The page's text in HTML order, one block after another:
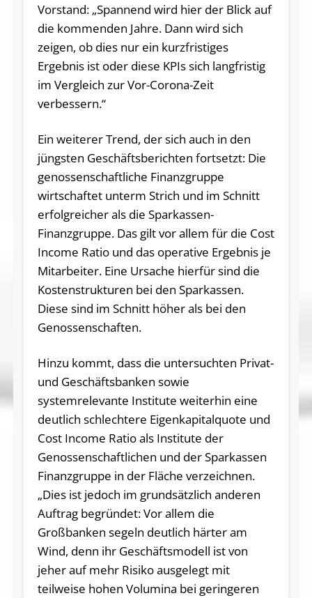
Vorstand: „Spannend wird hier der Blick auf
die kommenden Jahre. Dann wird sich
zeigen, ob dies nur ein kurzfristiges
Ergebnis ist oder diese KPIs sich langfristig
im Vergleich zur Vor-Corona-Zeit
verbessern.“
Ein weiterer Trend, der sich auch in den
jüngsten Geschäftsberichten fortsetzt: Die
genossenschaftliche Finanzgruppe
wirtschaftet unterm Strich und im Schnitt
erfolgreicher als die Sparkassen-
Finanzgruppe. Das gilt vor allem für die Cost
Income Ratio und das operative Ergebnis je
Mitarbeiter. Eine Ursache hierfür sind die
Kostenstrukturen bei den Sparkassen.
Diese sind im Schnitt höher als bei den
Genossenschaften.
Hinzu kommt, dass die untersuchten Privat-
und Geschäftsbanken sowie
systemrelevante Institute weiterhin eine
deutlich schlechtere Eigenkapitalquote und
Cost Income Ratio als Institute der
Genossenschaftlichen und der Sparkassen
Finanzgruppe in der Fläche verzeichnen.
„Dies ist jedoch im grundsätzlich anderen
Auftrag begründet: Vor allem die
Großbanken segeln deutlich härter am
Wind, denn ihr Geschäftsmodell ist von
jeher auf mehr Risiko ausgelegt mit
teilweise hohen Volumina bei geringeren